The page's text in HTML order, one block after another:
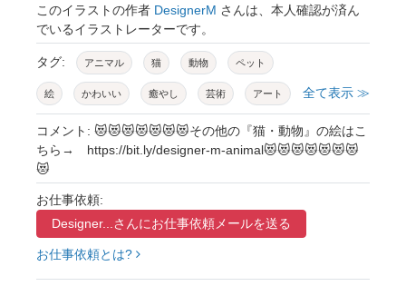
このイラストの作者 DesignerM さんは、本人確認が済ん
でいるイラストレーターです。
タグ: アニマル 猫 動物 ペット
絵 かわいい 癒やし 芸術 アート
茶トラ 萌え系 哺乳類 擬人化
オリジナル かっこいい 無料 フリー
キャラクター 子供向け アイコン
アイキャッチ 楽しい 明るい キッズ
ほのぼの ワンポイント
jpg png カラー 切り抜き
全て表示 ≫
コメント: 😻😻😻😻😻😻😻その他の『猫・動物』の絵はこ
ちら→ https://bit.ly/designer-m-animal😻😻😻😻😻😻😻
😻
お仕事依頼:
Designer...さんにお仕事依頼メールを送る
お仕事依頼とは?